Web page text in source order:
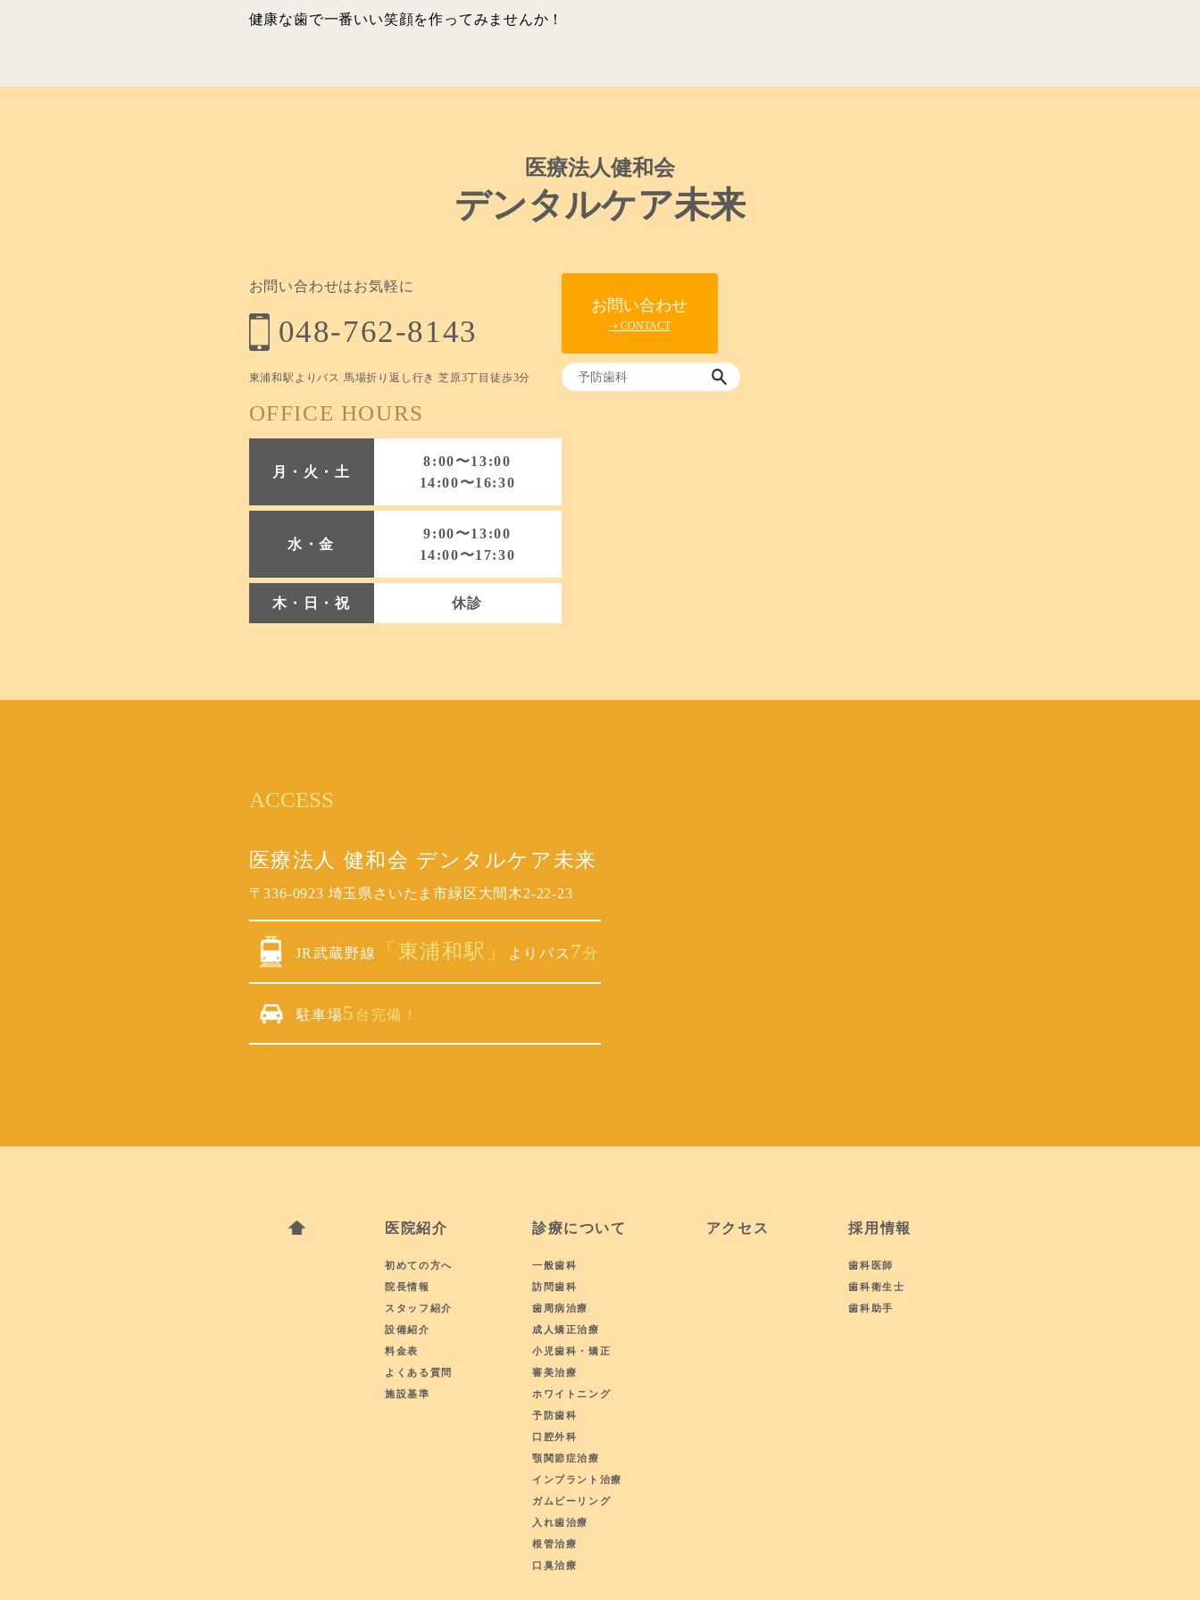
健康な歯で一番いい笑顔を作ってみませんか！
医療法人健和会
デンタルケア未来
お問い合わせはお気軽に
048-762-8143
東浦和駅よりバス 馬場折り返し行き 芝原3丁目徒歩3分
OFFICE HOURS
月・火・土
8:00〜13:00
14:00〜16:30
水・金
9:00〜13:00
14:00〜17:30
木・日・祝 休診
お問い合わせ
➝ CONTACT
ACCESS
医療法人 健和会 デンタルケア未来
〒336-0923 埼玉県さいたま市緑区大間木2-22-23
JR武蔵野線 「東浦和駅」 よりバス 7分
駐車場5 台完備！
医院紹介
初めての方へ
院長情報
スタッフ紹介
設備紹介
料金表
よくある質問
施設基準
診療について
一般歯科
訪問歯科
歯周病治療
成人矯正治療
小児歯科・矯正
審美治療
ホワイトニング
予防歯科
口腔外科
顎関節症治療
インプラント治療
ガムピーリング
入れ歯治療
根管治療
口臭治療
アクセス 採用情報
歯科医師
歯科衛生士
歯科助手